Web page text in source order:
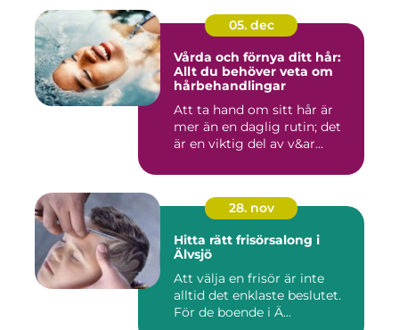
05. dec
Vårda och förnya ditt hår:
Allt du behöver veta om
hårbehandlingar
Att ta hand om sitt hår är
mer än en daglig rutin; det
är en viktig del av v&ar...
28. nov
Hitta rätt frisörsalong i
Älvsjö
Att välja en frisör är inte
alltid det enklaste beslutet.
För de boende i Ä...